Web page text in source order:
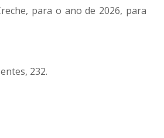
para o ano de 2026, para
232.